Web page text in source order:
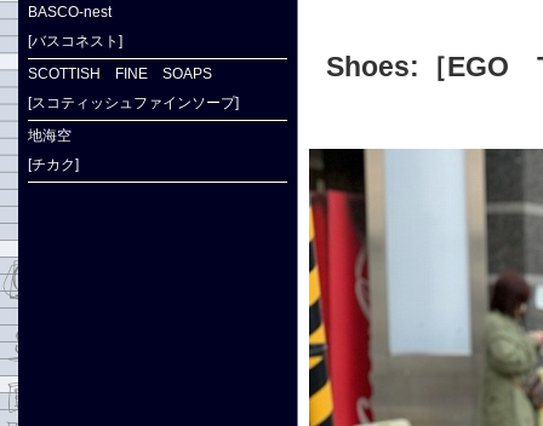
Shoes:［EGO
BASCO-nest
[バスコネスト]
SCOTTISH FINE SOAPS
[スコティッシュファインソープ]
地海空
[チカク]